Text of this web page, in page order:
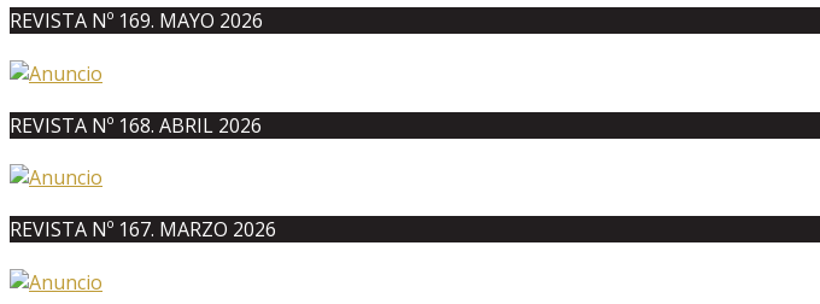
REVISTA Nº 169. MAYO 2026
REVISTA Nº 168. ABRIL 2026
REVISTA Nº 167. MARZO 2026